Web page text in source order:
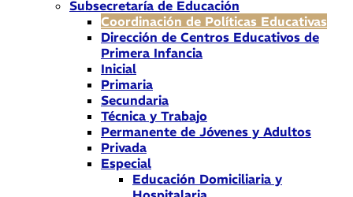
Subsecretaría de Educación
Coordinación de Políticas Educativas
Dirección de Centros Educativos de
Primera Infancia
Inicial
Primaria
Secundaria
Técnica y Trabajo
Permanente de Jóvenes y Adultos
Privada
Especial
Educación Domiciliaria y